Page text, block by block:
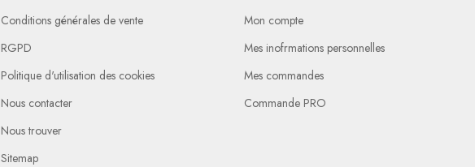
Conditions générales de vente
RGPD
Politique d'utilisation des cookies
Nous contacter
Nous trouver
Sitemap
Mon compte
Mes inofrmations personnelles
Mes commandes
Commande PRO